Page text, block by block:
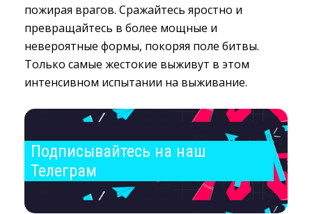
пожирая врагов. Сражайтесь яростно и
превращайтесь в более мощные и
невероятные формы, покоряя поле битвы.
Только самые жестокие выживут в этом
интенсивном испытании на выживание.
Подписывайтесь на наш
Телеграм